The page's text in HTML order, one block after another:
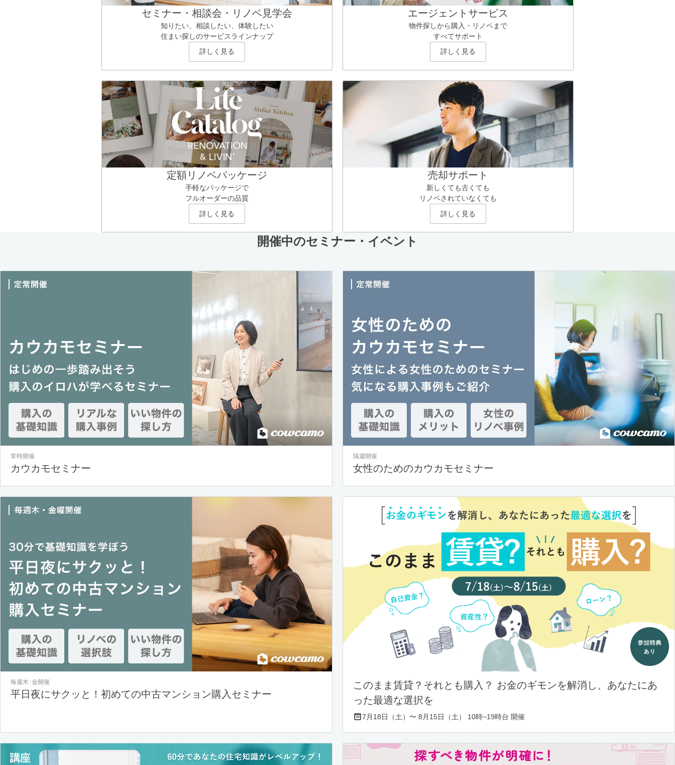
セミナー・相談会・リノベ見学会
知りたい、相談したい、体験したい
住まい探しのサービスラインナップ
詳しく見る
エージェントサービス
物件探しから購入・リノベまで
すべてサポート
詳しく見る
定額リノベパッケージ
手軽なパッケージで
フルオーダーの品質
詳しく見る
売却サポート
新しくても古くても
リノベされていなくても
詳しく見る
開催中のセミナー・イベント
常時開催
カウカモセミナー
隔週開催
女性のためのカウカモセミナー
毎週木･金開催
平日夜にサクッと！初めての中古マンション購入セミナー
このまま賃貸？それとも購入？ お金のギモンを解消し、あなたにあ
った最適な選択を
7月18日（土）〜 8月15日（土） 10時~19時台 開催